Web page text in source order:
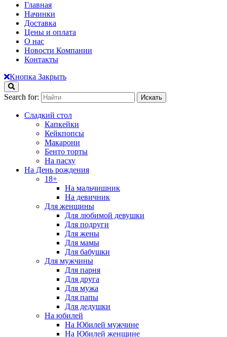
Главная
Начинки
Доставка
Цены и оплата
О нас
Новости Компании
Контакты
Кнопка Закрыть
Search for:
Сладкий стол
Капкейки
Кейкпопсы
Макарони
Бенто торты
На пасху
На День рождения
18+
На мальчишник
На девичник
Для женщины
Для любимой девушки
Для подруги
Для жены
Для мамы
Для бабушки
Для мужчины
Для парня
Для друга
Для мужа
Для папы
Для дедушки
На юбилей
На Юбилей мужчине
На Юбилей женщине